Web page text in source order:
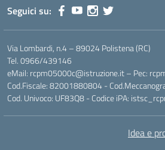
Seguici su:
Via Lombardi, n.4 – 89024 Polistena (RC)
Tel. 0966/439146
eMail: rcpm05000c@istruzione.it – Pec:
Cod.Fiscale: 82001880804 -
Cod. Univoco: UF83Q8 - Codice iPA:
Idea e